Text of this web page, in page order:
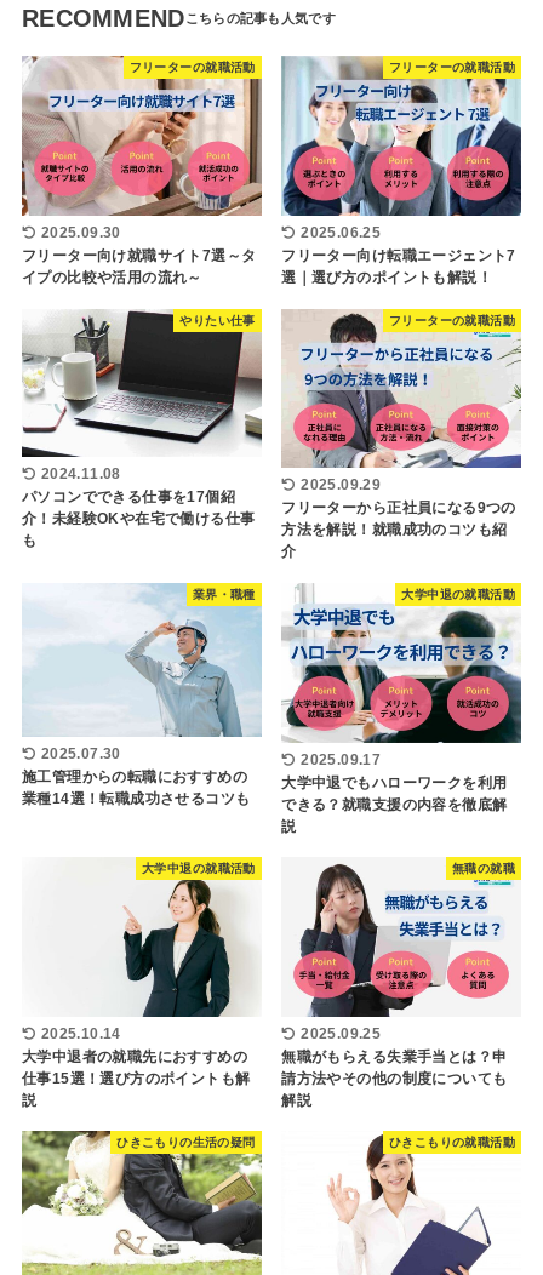
RECOMMEND
フリーターの就職活動
2025.09.30
フリーター向け就職サイト7選～タ
イプの比較や活用の流れ～
フリーターの就職活動
2025.06.25
フリーター向け転職エージェント7
選｜選び方のポイントも解説！
やりたい仕事
2024.11.08
パソコンでできる仕事を17個紹
介！未経験OKや在宅で働ける仕事
も
フリーターの就職活動
2025.09.29
フリーターから正社員になる9つの
方法を解説！就職成功のコツも紹
介
業界・職種
2025.07.30
施工管理からの転職におすすめの
業種14選！転職成功させるコツも
大学中退の就職活動
2025.09.17
大学中退でもハローワークを利用
できる？就職支援の内容を徹底解
説
大学中退の就職活動
2025.10.14
大学中退者の就職先におすすめの
仕事15選！選び方のポイントも解
説
無職の就職
2025.09.25
無職がもらえる失業手当とは？申
請方法やその他の制度についても
解説
ひきこもりの生活の疑問 ひきこもりの就職活動